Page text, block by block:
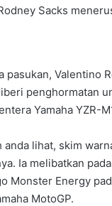
Sacks
pasukan, Valentino
penghormatan
Yamaha YZR-
lihat, skim
Ia melibatkan
Monster Energy
MotoGP.